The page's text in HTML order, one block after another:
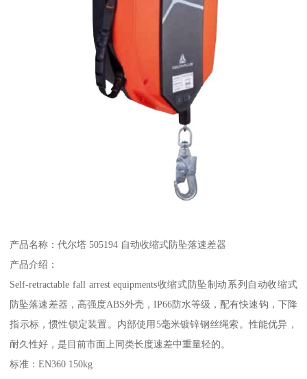
产品名称：代尔塔 505194 自动收缩式防坠落速差器
产品介绍：
Self-retractable fall arrest equipments收缩式防坠制动系列自动收缩式
防坠落速差器，高强度ABS外壳，IP66防水等级，配有快速钩，下降
指示标，惯性锁定装置。内部使用5毫米镀锌钢丝绳索。性能优异，
耐久性好，是目前市面上同类长度速差中重量轻的。
标准：EN360 150kg